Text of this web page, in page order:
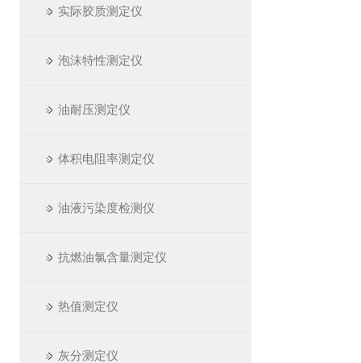
实际胶质测定仪
泡沫特性测定仪
油耐压测定仪
体积电阻率测定仪
油液污染度检测仪
抗燃油氯含量测定仪
热值测定仪
灰分测定仪